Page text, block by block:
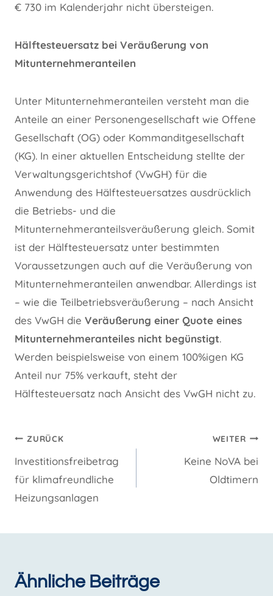
€ 730 im Kalenderjahr nicht übersteigen.
Hälftesteuersatz bei Veräußerung von
Mitunternehmeranteilen
Unter Mitunternehmeranteilen versteht man die
Anteile an einer Personengesellschaft wie Offene
Gesellschaft (OG) oder Kommanditgesellschaft
(KG). In einer aktuellen Entscheidung stellte der
Verwaltungsgerichtshof (VwGH) für die
Anwendung des Hälftesteuersatzes ausdrücklich
die Betriebs- und die
Mitunternehmeranteilsveräußerung gleich. Somit
ist der Hälftesteuersatz unter bestimmten
Voraussetzungen auch auf die Veräußerung von
Mitunternehmeranteilen anwendbar. Allerdings ist
– wie die Teilbetriebsveräußerung – nach Ansicht
des VwGH die Veräußerung einer Quote eines
Mitunternehmeranteiles nicht begünstigt.
Werden beispielsweise von einem 100%igen KG
Anteil nur 75% verkauft, steht der
Hälftesteuersatz nach Ansicht des VwGH nicht zu.
Beitragsnavigation
ZURÜCK
Investitionsfreibetrag
für klimafreundliche
Heizungsanlagen
WEITER
Keine NoVA bei
Oldtimern
Ähnliche Beiträge